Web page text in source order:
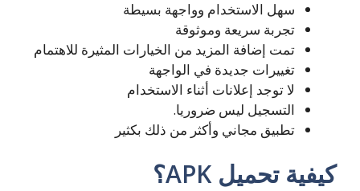
سهل الاستخدام وواجهة بسيطة
تجربة سريعة وموثوقة
تمت إضافة المزيد من الخيارات المثيرة للاهتمام
تغييرات جديدة في الواجهة
لا توجد إعلانات أثناء الاستخدام
التسجيل ليس ضروريا.
تطبيق مجاني وأكثر من ذلك بكثير
كيفية تحميل APK؟